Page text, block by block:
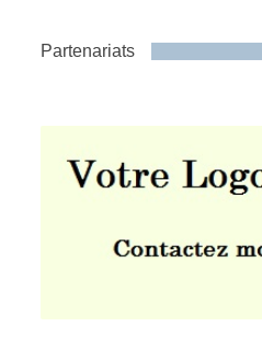
Partenariats